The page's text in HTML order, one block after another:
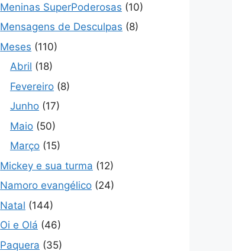
Meninas SuperPoderosas (10)
Mensagens de Desculpas (8)
Meses (110)
Abril (18)
Fevereiro (8)
Junho (17)
Maio (50)
Março (15)
Mickey e sua turma (12)
Namoro evangélico (24)
Natal (144)
Oi e Olá (46)
Paquera (35)